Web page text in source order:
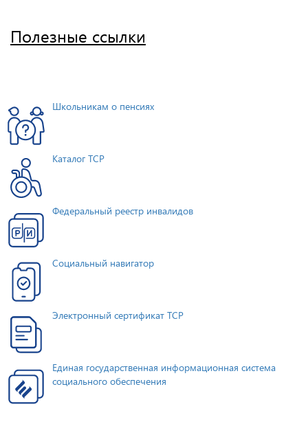
Полезные ссылки
Школьникам о пенсиях
Каталог ТСР
Федеральный реестр инвалидов
Социальный навигатор
Электронный сертификат ТСР
Единая государственная информационная система
социального обеспечения